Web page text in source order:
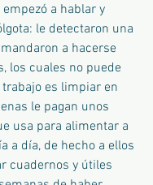
a hablar y
le detectaron una
a hacerse
los cuales no puede
es limpiar en
le pagan unos
usa para alimentar a
a día, de hecho a ellos
cuadernos y útiles